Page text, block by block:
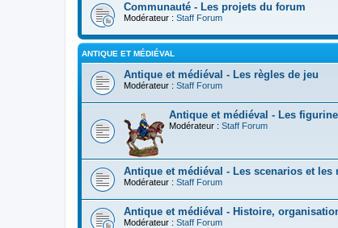
Communauté - Les projets du forum
Modérateur : Staff Forum
ANTIQUE ET MÉDIÉVAL
Antique et médiéval - Les règles de jeu
Modérateur : Staff Forum
Antique et médiéval - Les
Modérateur : Staff Forum
Antique et médiéval - Les scenarios et les
Modérateur : Staff Forum
Antique et médiéval - Histoire,
Modérateur : Staff Forum